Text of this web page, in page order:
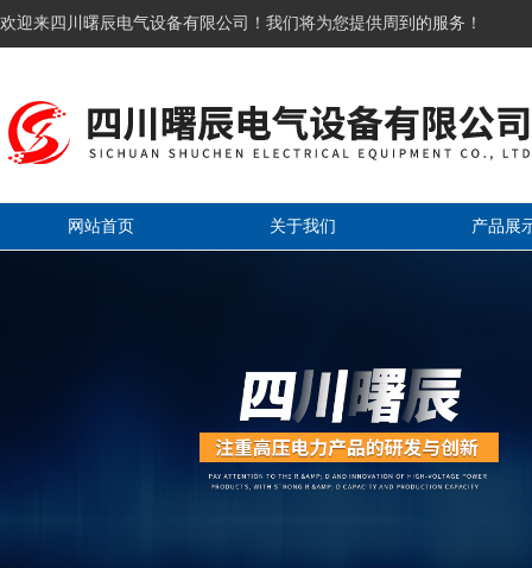
欢迎来四川曙辰电气设备有限公司！我们将为您提供周到的服务！
网站首页 关于我们 产品展